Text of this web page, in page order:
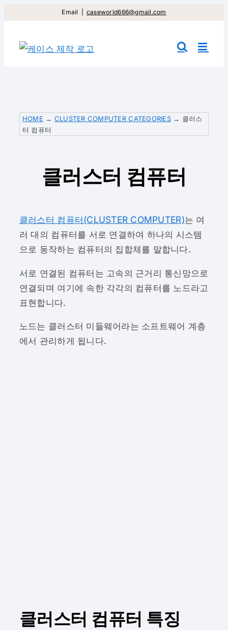
Email caseworld666@gmail.com
HOME → CLUSTER COMPUTER CATEGORIES→ 클러스
터 컴퓨터
클러스터 컴퓨터
클러스터 컴퓨터(CLUSTER COMPUTER)는 여
러 대의 컴퓨터를 서로 연결하여 하나의 시스템
으로 동작하는 컴퓨터의 집합체를 말합니다.
서로 연결된 컴퓨터는 고속의 근거리 통신망으로
연결되며 여기에 속한 각각의 컴퓨터를 노드라고
표현합니다.
노드는 클러스터 미들웨어라는 소프트웨어 계층
에서 관리하게 됩니다.
클러스터 컴퓨터 특징